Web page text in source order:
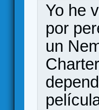
Yo he
por
un